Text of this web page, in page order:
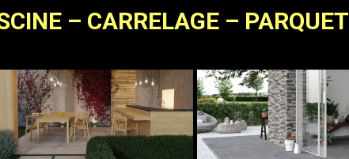
– CARRELAGE – PARQUET